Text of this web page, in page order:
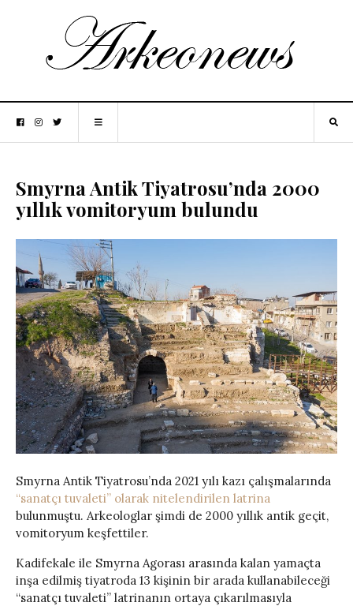
Smyrna Antik Tiyatrosu’nda 2000
yıllık vomitoryum bulundu
Smyrna Antik Tiyatrosu’nda 2021 yılı kazı çalışmalarında
“sanatçı tuvaleti” olarak nitelendirilen latrina
bulunmuştu. Arkeologlar şimdi de 2000 yıllık antik geçit,
vomitoryum keşfettiler.
Kadifekale ile Smyrna Agorası arasında kalan yamaçta
inşa edilmiş tiyatroda 13 kişinin bir arada kullanabileceği
“sanatçı tuvaleti” latrinanın ortaya çıkarılmasıyla